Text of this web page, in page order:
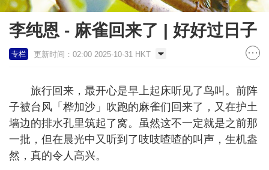
李纯恩 - 麻雀回来了 | 好好过日子
专栏 更新时间：02:00 2025-10-31 HKT
旅行回来，最开心是早上起床听见了鸟叫。前阵
子被台风「桦加沙」吹跑的麻雀们回来了，又在护土
墙边的排水孔里筑起了窝。虽然这不一定就是之前那
一批，但在晨光中又听到了吱吱喳喳的叫声，生机盎
然，真的令人高兴。